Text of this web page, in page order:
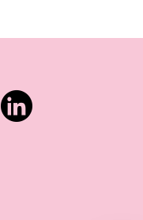
LinkedIn